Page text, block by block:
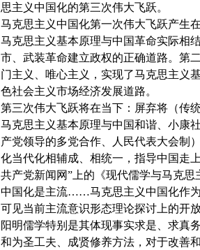
思主义中国化的第三次伟大飞跃。
马克思主义中国化第一次伟大飞跃产生
马克思主义基本原理与中国革命实际相
市、武装革命建立政权的正确道路。第
门主义、唯心主义，实现了马克思主义
色社会主义市场经济发展道路。
第三次伟大飞跃将在当下：屏弃将（传
马克思主义基本原理与中国和谐、小康
产党领导的多党合作、人民代表大会制
化当代化相辅成、相统一，指导中国走
共产党新闻网”上的《现代儒学与马克
中国化是主流……马克思主义中国化作
可见当前主流意识形态理论探讨上的开
阳明儒学特别是其体现事实求是、求真
和为圣工夫、成贤修养方法，对于改善